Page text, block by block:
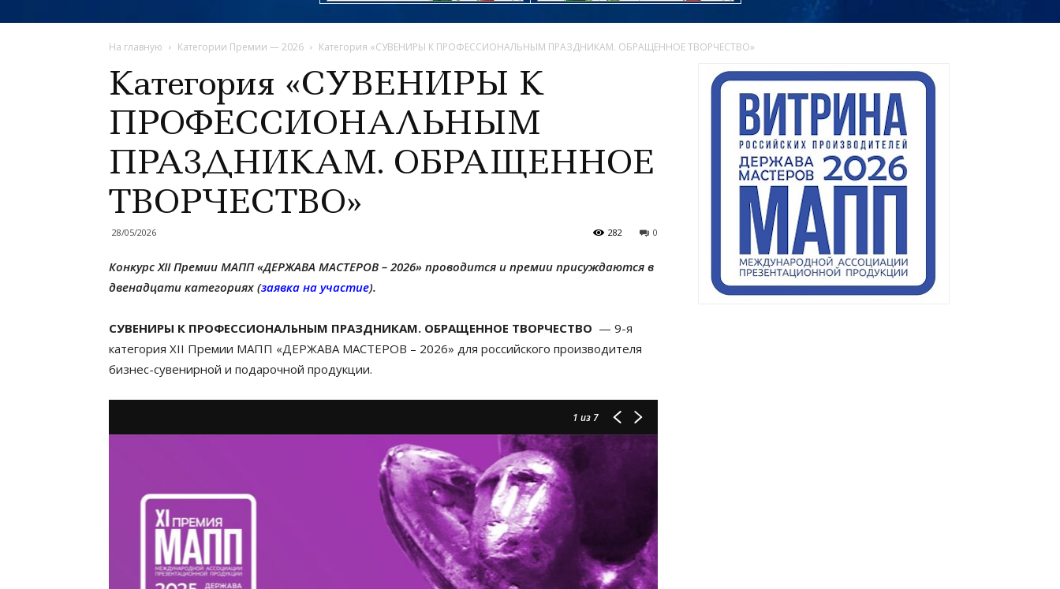
На главную Категории Премии — 2026 Категория «СУВЕНИРЫ К ПРОФЕССИОНАЛЬНЫМ ПРАЗДНИКАМ. ОБРАЩЕННОЕ ТВОРЧЕСТВО»
Категория «СУВЕНИРЫ К
ПРОФЕССИОНАЛЬНЫМ
ПРАЗДНИКАМ. ОБРАЩЕННОЕ
ТВОРЧЕСТВО»
28/05/2026 0
282
Конкурс XII Премии МАПП «ДЕРЖАВА МАСТЕРОВ – 2026» проводится и премии присуждаются в
двенадцати категориях (заявка на участие).
СУВЕНИРЫ К ПРОФЕССИОНАЛЬНЫМ ПРАЗДНИКАМ. ОБРАЩЕННОЕ ТВОРЧЕСТВО — 9-я
категория XII Премии МАПП «ДЕРЖАВА МАСТЕРОВ – 2026» для российского производителя
бизнес-сувенирной и подарочной продукции.
1 из 7